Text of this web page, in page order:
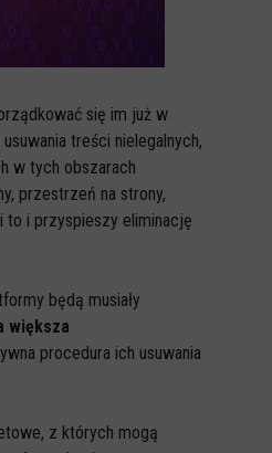
się im już w
treści nielegalnych,
w tych obszarach
przestrzeń na strony,
to i przyspieszy eliminację
będą musiały
większa
procedura ich usuwania
z których mogą